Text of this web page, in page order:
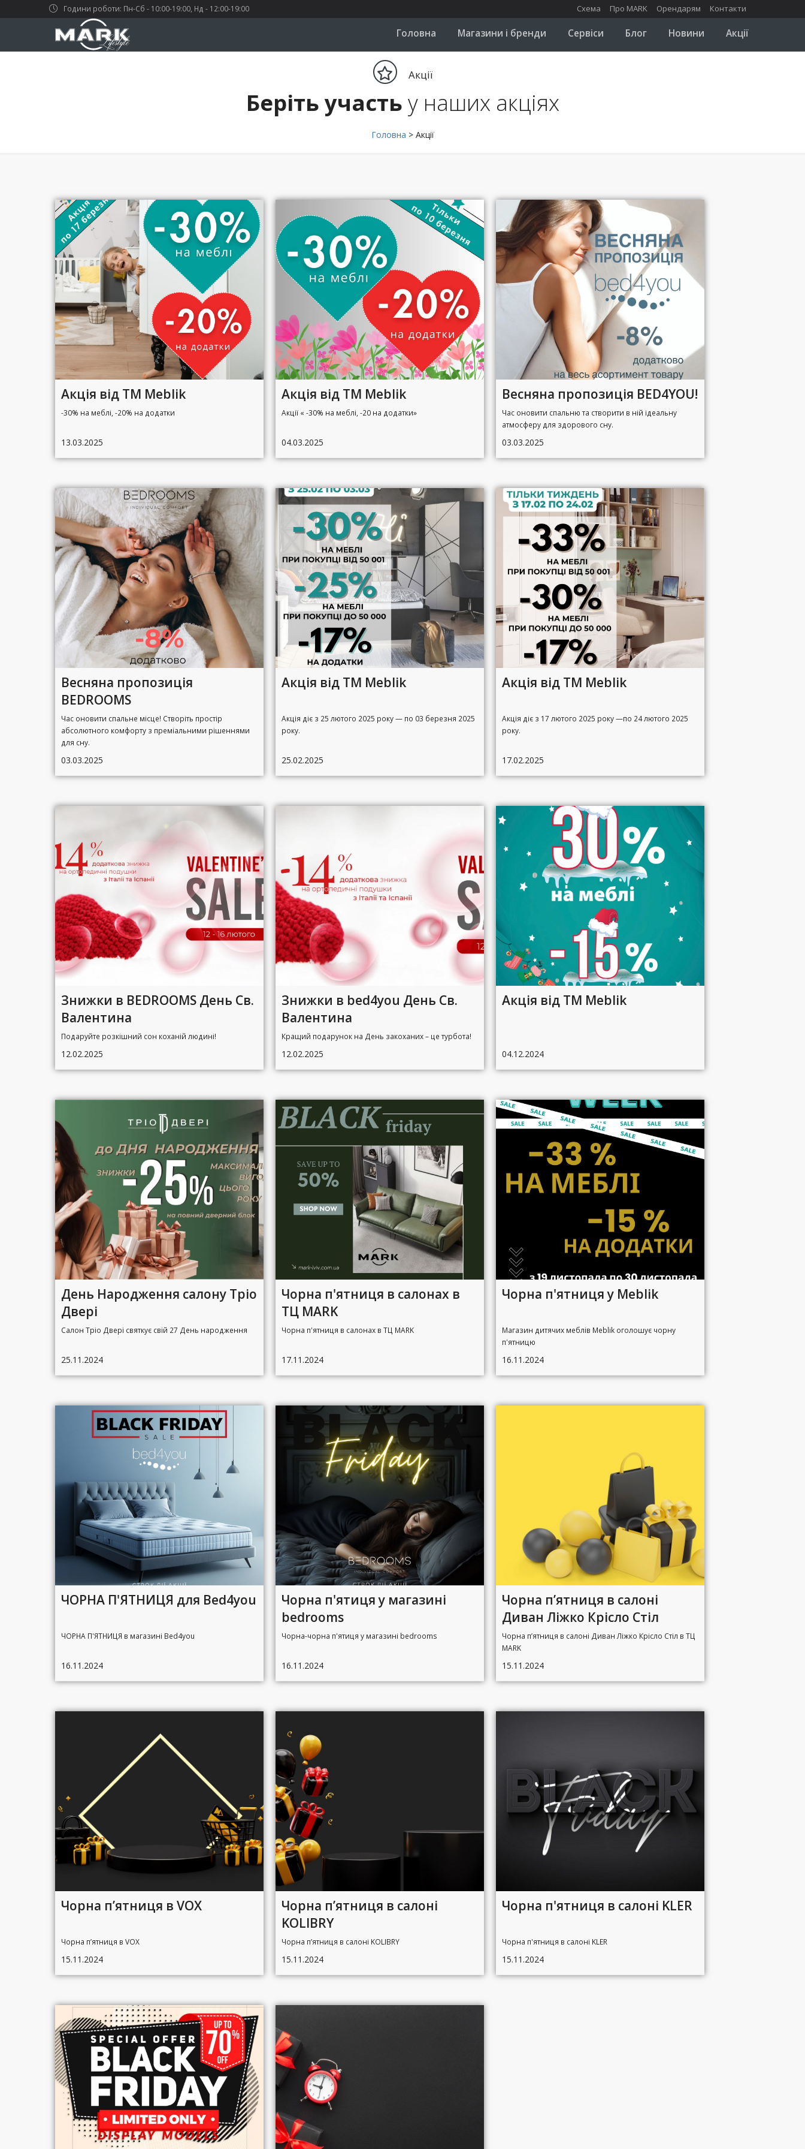
Години роботи: Пн-Сб - 10:00-19:00, Нд - 12:00-19:00 Схема Про MARK Орендарям Контакти
Головна Магазини і бренди Сервіси Блог Новини Акції
Акції
Беріть участь у наших акціях
Головна > Акції
Акція від ТМ Meblik
-30% на меблі, -20% на додатки
13.03.2025
Акція від ТМ Meblik
Акції « -30% на меблі, -20 на додатки»
04.03.2025
Весняна пропозиція BED4YOU!
Час оновити спальню та створити в ній ідеальну
атмосферу для здорового сну.
03.03.2025
Весняна пропозиція
BEDROOMS
Час оновити спальне місце! Створіть простір
абсолютного комфорту з преміальними рішеннями
для сну.
03.03.2025
Акція від ТМ Meblik
Акція діє з 25 лютого 2025 року — по 03 березня 2025
року.
25.02.2025
Акція від ТМ Meblik
Акція діє з 17 лютого 2025 року —по 24 лютого 2025
року.
17.02.2025
Знижки в BEDROOMS День Св.
Валентина
Подаруйте розкішний сон коханій людині!
12.02.2025
Знижки в bed4you День Св.
Валентина
Кращий подарунок на День закоханих – це турбота!
12.02.2025
Акція від ТМ Meblik
04.12.2024
День Народження салону Тріо
Двері
Салон Тріо Двері святкує свій 27 День народження
25.11.2024
Чорна п'ятниця в салонах в
ТЦ MARK
Чорна п'ятниця в салонах в ТЦ MARK
17.11.2024
Чорна п'ятниця у Meblik
Магазин дитячих меблів Meblik оголошує чорну
п'ятницю
16.11.2024
ЧОРНА П'ЯТНИЦЯ для Bed4you
ЧОРНА П'ЯТНИЦЯ в магазині Bed4you
16.11.2024
Чорна п'ятиця у магазині
bedrooms
Чорна-чорна п'ятиця у магазині bedrooms
16.11.2024
Чорна п’ятниця в салоні
Диван Ліжко Крісло Стіл
Чорна п’ятниця в салоні Диван Ліжко Крісло Стіл в ТЦ
MARK
15.11.2024
Чорна п’ятниця в VOX
Чорна п’ятниця в VOX
15.11.2024
Чорна п’ятниця в салоні
KOLIBRY
Чорна п’ятниця в салоні KOLIBRY
15.11.2024
Чорна п'ятниця в салоні KLER
Чорна п'ятниця в салоні KLER
15.11.2024